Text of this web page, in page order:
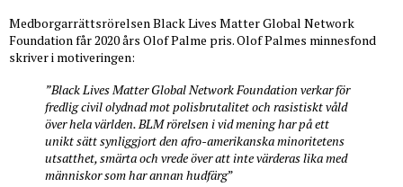
Medborgarrättsrörelsen Black Lives Matter Global Network
Foundation får 2020 års Olof Palme pris. Olof Palmes minnesfond
skriver i motiveringen:
”Black Lives Matter Global Network Foundation verkar för
fredlig civil olydnad mot polisbrutalitet och rasistiskt våld
över hela världen. BLM rörelsen i vid mening har på ett
unikt sätt synliggjort den afro-amerikanska minoritetens
utsatthet, smärta och vrede över att inte värderas lika med
människor som har annan hudfärg”